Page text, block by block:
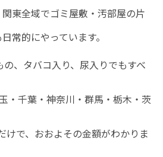
東全域でゴミ屋敷・汚部屋の片
常的にやっています。
、タバコ入り、尿入りでもすべ
・千葉・神奈川・群馬・栃木・茨
けで、おおよその金額がわかりま